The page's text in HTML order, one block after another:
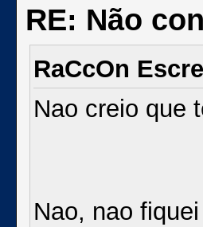
RE: Não
RaCcOn
Nao creio que
Nao, nao